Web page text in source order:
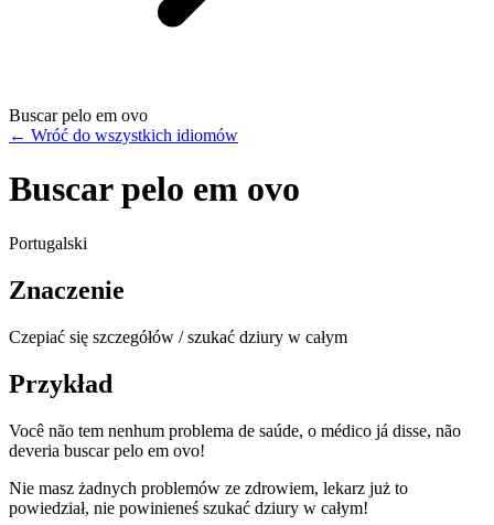
Buscar pelo em ovo
← Wróć do wszystkich idiomów
Buscar pelo em ovo
Portugalski
Znaczenie
Czepiać się szczegółów / szukać dziury w całym
Przykład
Você não tem nenhum problema de saúde, o médico já disse, não
deveria buscar pelo em ovo!
Nie masz żadnych problemów ze zdrowiem, lekarz już to
powiedział, nie powinieneś szukać dziury w całym!